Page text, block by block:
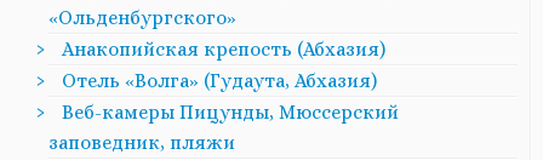
«Ольденбургского»
Анакопийская крепость (Абхазия)
Отель «Волга» (Гудаута, Абхазия)
Веб-камеры Пицунды, Мюссерский
заповедник, пляжи